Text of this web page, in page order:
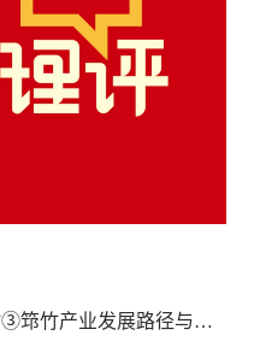
日新微访谈·走近“筇竹教授”③筇竹产业发展路径与实践